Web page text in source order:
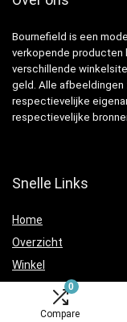
0
Compare
Bournefield is een
verkopende producten
verschillende
geld. Alle afbeeldingen
respectievelijke
respectievelijke
Snelle Links
Home
Overzicht
Winkel